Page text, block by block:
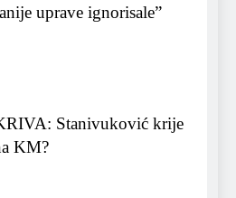
uprave ignorisale”
Stanivuković krije
KM?